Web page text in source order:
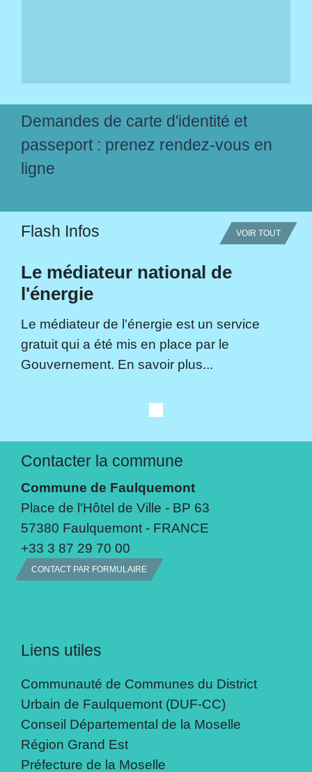
Demandes de carte d'identité et
passeport : prenez rendez-vous en
ligne
Flash Infos VOIR TOUT
Le médiateur national de
l'énergie
Le médiateur de l'énergie est un service
gratuit qui a été mis en place par le
Gouvernement. En savoir plus...
Contacter la commune
Commune de Faulquemont
Place de l'Hôtel de Ville - BP 63
57380 Faulquemont - FRANCE
+33 3 87 29 70 00
CONTACT PAR FORMULAIRE
Liens utiles
Communauté de Communes du District
Urbain de Faulquemont (DUF-CC)
Conseil Départemental de la Moselle
Région Grand Est
Préfecture de la Moselle